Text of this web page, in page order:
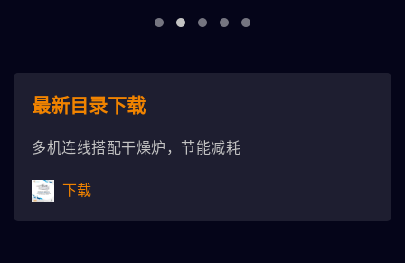
最新目录下载
多机连线搭配干燥炉，节能减耗
下载